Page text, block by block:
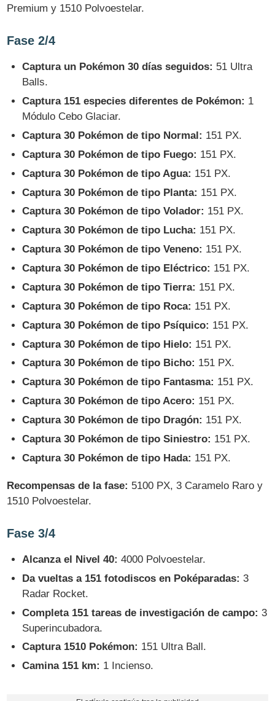
Premium y 1510 Polvoestelar.
Fase 2/4
Captura un Pokémon 30 días seguidos: 51 Ultra
Balls.
Captura 151 especies diferentes de Pokémon: 1
Módulo Cebo Glaciar.
Captura 30 Pokémon de tipo Normal: 151 PX.
Captura 30 Pokémon de tipo Fuego: 151 PX.
Captura 30 Pokémon de tipo Agua: 151 PX.
Captura 30 Pokémon de tipo Planta: 151 PX.
Captura 30 Pokémon de tipo Volador: 151 PX.
Captura 30 Pokémon de tipo Lucha: 151 PX.
Captura 30 Pokémon de tipo Veneno: 151 PX.
Captura 30 Pokémon de tipo Eléctrico: 151 PX.
Captura 30 Pokémon de tipo Tierra: 151 PX.
Captura 30 Pokémon de tipo Roca: 151 PX.
Captura 30 Pokémon de tipo Psíquico: 151 PX.
Captura 30 Pokémon de tipo Hielo: 151 PX.
Captura 30 Pokémon de tipo Bicho: 151 PX.
Captura 30 Pokémon de tipo Fantasma: 151 PX.
Captura 30 Pokémon de tipo Acero: 151 PX.
Captura 30 Pokémon de tipo Dragón: 151 PX.
Captura 30 Pokémon de tipo Siniestro: 151 PX.
Captura 30 Pokémon de tipo Hada: 151 PX.
Recompensas de la fase: 5100 PX, 3 Caramelo Raro y
1510 Polvoestelar.
Fase 3/4
Alcanza el Nivel 40: 4000 Polvoestelar.
Da vueltas a 151 fotodiscos en Poképaradas: 3
Radar Rocket.
Completa 151 tareas de investigación de campo: 3
Superincubadora.
Captura 1510 Pokémon: 151 Ultra Ball.
Camina 151 km: 1 Incienso.